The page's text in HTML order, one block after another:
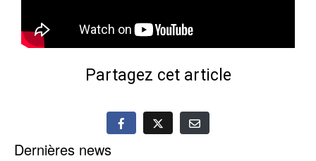
Partagez cet article
Dernières news